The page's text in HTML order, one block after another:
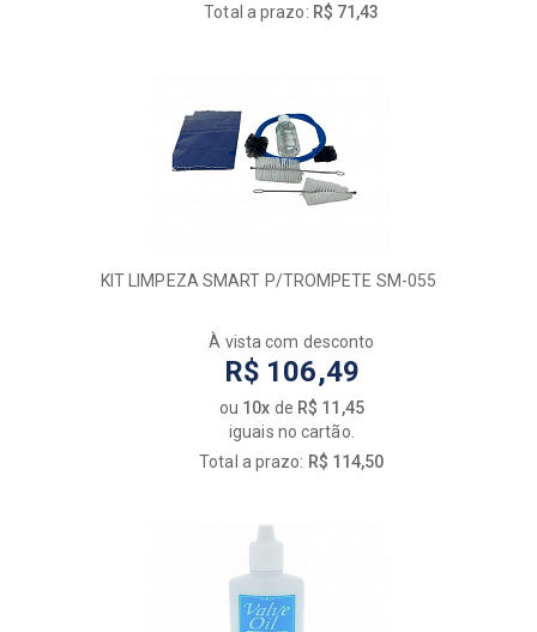
Total a prazo: R$ 71,43
KIT LIMPEZA SMART P/TROMPETE SM-055
À vista com desconto
R$ 106,49
ou 10x de R$ 11,45
iguais no cartão.
Total a prazo: R$ 114,50